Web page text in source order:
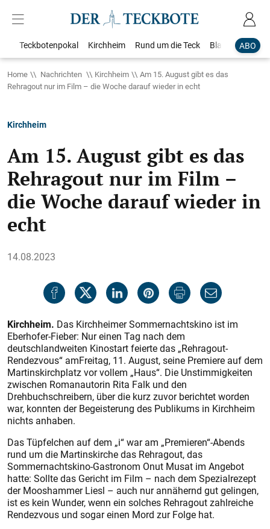
ABO
Teckbotenpokal Kirchheim Rund um die Teck Blaulicht
Home Nachrichten Kirchheim
Am 15. August gibt es das
Rehragout nur im Film – die Woche darauf wieder in echt
Kirchheim
Am 15. August gibt es das
Rehragout nur im Film –
die Woche darauf wieder in
echt
14.08.2023
Kirchheim. Das Kirchheimer Sommernachtskino ist im
Eberhofer-Fieber: Nur einen Tag nach dem
deutschlandweiten Kinostart feierte das „Rehragout-
Rendezvous“ amFreitag, 11. August, seine Premiere auf dem
Martinskirchplatz vor vollem „Haus“. Die Unstimmigkeiten
zwischen Romanautorin Rita Falk und den
Drehbuchschreibern, über die kurz zuvor berichtet worden
war, konnten der Begeisterung des Publikums in Kirchheim
nichts anhaben.
Das Tüpfelchen auf dem „i“ war am „Premieren“-Abends
rund um die Martinskirche das Rehragout, das
Sommernachtskino-Gastronom Onut Musat im Angebot
hatte: Sollte das Gericht im Film – nach dem Spezialrezept
der Mooshammer Liesl – auch nur annähernd gut gelingen,
ist es kein Wunder, wenn ein solches Rehragout zahlreiche
Rendezvous und sogar einen Mord zur Folge hat.